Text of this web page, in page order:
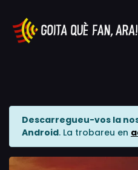
Descarregueu-vos la
Android. La trobareu en